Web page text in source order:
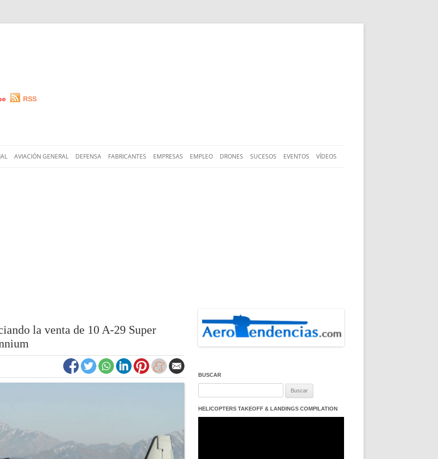
RSS
al
AVIACIÓN GENERAL DEFENSA FABRICANTES EMPRESAS EMPLEO DRONES SUCESOS EVENTOS VÍDEOS
la venta de 10 A-29 Super
BUSCAR
HELICOPTERS TAKEOFF & LANDINGS COMPILATION